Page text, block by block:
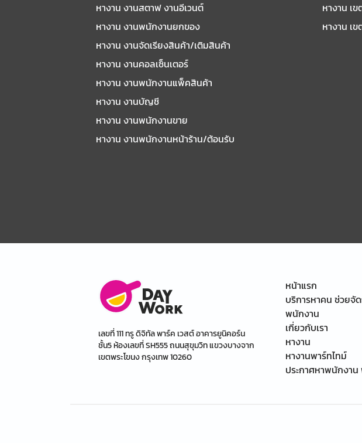
หางาน งานสตาฟ งานอีเวนต์
หางาน งานพนักงานยกของ
หางาน งานจัดเรียงสินค้า/เติมสินค้า
หางาน งานคอลเซ็นเตอร์
หางาน งานพนักงานแพ็คสินค้า
หางาน งานบัญชี
หางาน งานพนักงานขาย
หางาน งานพนักงานหน้าร้าน/ต้อนรับ
หางาน เข
หางาน เ
เลขที่ 111 ทรู ดิจิทัล พาร์ค เวสต์ อาคารยูนิคอร์น
ชั้น5 ห้องเลขที่ SH555 ถนนสุขุมวิท แขวงบางจาก
เขตพระโขนง กรุงเทพ 10260
หน้าแรก
บริการหาคน ช่วยจั
พนักงาน
เกี่ยวกับเรา
หางาน
หางานพาร์ทไทม์
ประกาศหาพนักงาน